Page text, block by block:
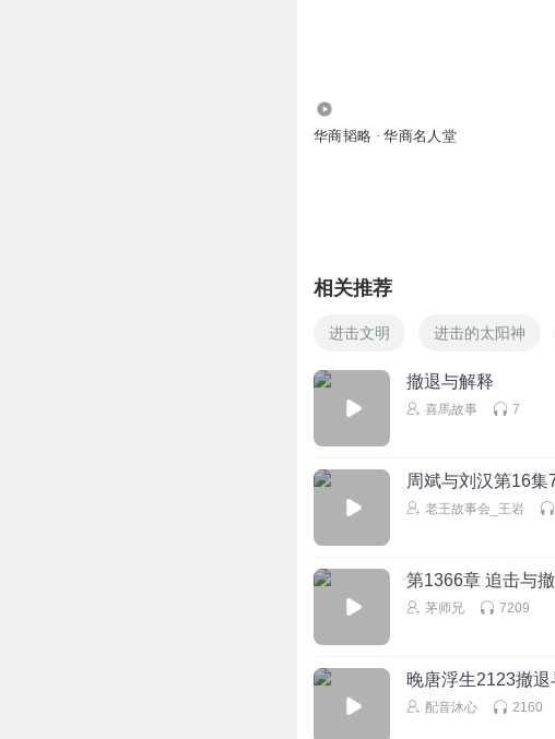
华商韬略 · 华商名人堂
相关推荐
进击文明 进击的太阳神
撤退与解释
喜馬故事 7
周斌与刘汉第16集
老王故事会_王岩
第1366章 追击与撤
茅师兄 7209
晚唐浮生2123撤退
配音沐心 2160